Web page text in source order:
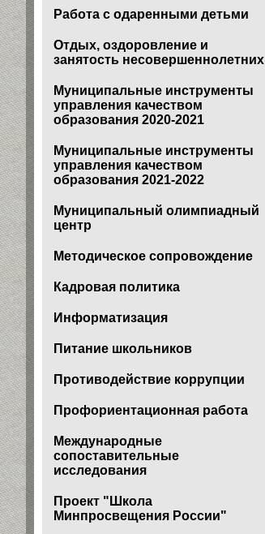
Работа с одаренными детьми
Отдых, оздоровление и
занятость несовершеннолетних
Муниципальные инструменты
управления качеством
образования 2020-2021
Муниципальные инструменты
управления качеством
образования 2021-2022
Муниципальный олимпиадный
центр
Методическое сопровождение
Кадровая политика
Информатизация
Питание школьников
Противодействие коррупции
Профориентационная работа
Международные
сопоставительные
исследования
Проект "Школа
Минпросвещения России"